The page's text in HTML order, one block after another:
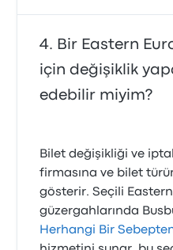
Bir Eastern
için değişiklik
edebilir miyim?
Bilet değişikliği ve
firmasına ve bilet
gösterir. Seçili
güzergahlarında
Herhangi Bir